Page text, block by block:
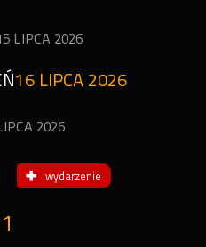
LIPCA 2026
16 LIPCA 2026
2026
wydarzenie
1